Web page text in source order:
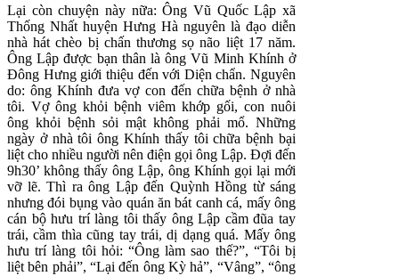
Lại còn chuyện này nữa: Ông Vũ Quốc Lập xã
Thống Nhất huyện Hưng Hà nguyên là đạo diễn
nhà hát chèo bị chấn thương sọ não liệt 17 năm.
Ông Lập được bạn thân là ông Vũ Minh Khính ở
Đông Hưng giới thiệu đến với Diện chẩn. Nguyên
do: ông Khính đưa vợ con đến chữa bệnh ở nhà
tôi. Vợ ông khỏi bệnh viêm khớp gối, con nuôi
ông khỏi bệnh sỏi mật không phải mổ. Những
ngày ở nhà tôi ông Khính thấy tôi chữa bệnh bại
liệt cho nhiều người nên điện gọi ông Lập. Đợi đến
9h30’ không thấy ông Lập, ông Khính gọi lại mới
vỡ lẽ. Thì ra ông Lập đến Quỳnh Hồng từ sáng
nhưng đói bụng vào quán ăn bát canh cá, mấy ông
cán bộ hưu trí làng tôi thấy ông Lập cầm đũa tay
trái, cầm thìa cũng tay trái, dị dạng quá. Mấy ông
hưu trí làng tôi hỏi: “Ông làm sao thế?”, “Tôi bị
liệt bên phải”, “Lại đến ông Kỳ hả”, “Vâng”, “ông